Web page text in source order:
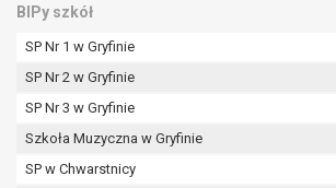
BIPy szkół
SP Nr 1 w Gryfinie
SP Nr 2 w Gryfinie
SP Nr 3 w Gryfinie
Szkoła Muzyczna w Gryfinie
SP w Chwarstnicy
dobrowolne albo jest wymogiem
Pani/Pana dane nie będą poddawane
zautomatyzowanemu
tym również profilowaniu.